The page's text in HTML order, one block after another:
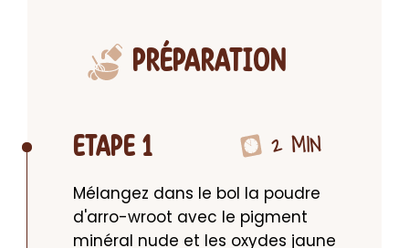
PRÉPARATION
ETAPE 1 2 MIN
Mélangez dans le bol la poudre
d'arro-wroot avec le pigment
minéral nude et les oxydes jaune